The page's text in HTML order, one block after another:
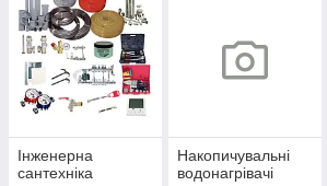
Інженерна
сантехніка
Накопичувальні
водонагрівачі